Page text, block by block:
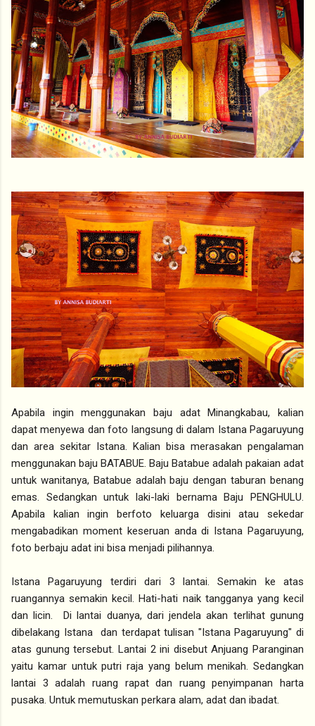
Apabila ingin menggunakan baju adat Minangkabau, kalian
dapat menyewa dan foto langsung di dalam Istana Pagaruyung
dan area sekitar Istana. Kalian bisa merasakan pengalaman
menggunakan baju BATABUE. Baju Batabue adalah pakaian adat
untuk wanitanya, Batabue adalah baju dengan taburan benang
emas. Sedangkan untuk laki-laki bernama Baju PENGHULU.
Apabila kalian ingin berfoto keluarga disini atau sekedar
mengabadikan moment keseruan anda di Istana Pagaruyung,
foto berbaju adat ini bisa menjadi pilihannya.
Istana Pagaruyung terdiri dari 3 lantai. Semakin ke atas
ruangannya semakin kecil. Hati-hati naik tangganya yang kecil
dan licin. Di lantai duanya, dari jendela akan terlihat gunung
dibelakang Istana dan terdapat tulisan "Istana Pagaruyung" di
atas gunung tersebut. Lantai 2 ini disebut Anjuang Paranginan
yaitu kamar untuk putri raja yang belum menikah. Sedangkan
lantai 3 adalah ruang rapat dan ruang penyimpanan harta
pusaka. Untuk memutuskan perkara alam, adat dan ibadat.